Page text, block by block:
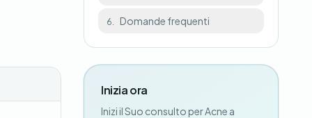
6. Domande frequenti
Inizia ora
Inizi il Suo consulto per Acne a